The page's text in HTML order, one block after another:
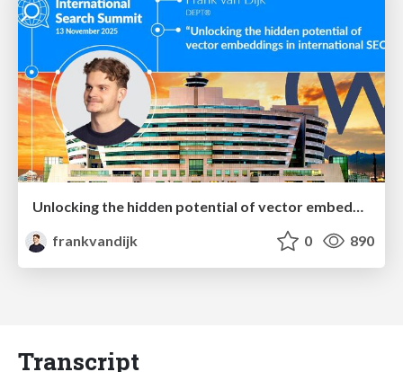
frankvandijk
0 890
Transcript